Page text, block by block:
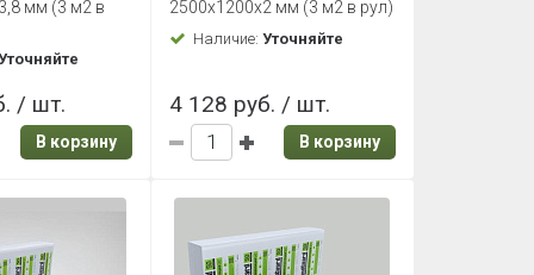
мм (3 м2
мм (3 м2 в
/ шт.
В корзину
2500х1200х2 мм (3 м2 в
рул)
2500х1200х2 мм (3 м2 в рул)
Наличие: Уточняйте
4 128 руб. / шт.
В корзину